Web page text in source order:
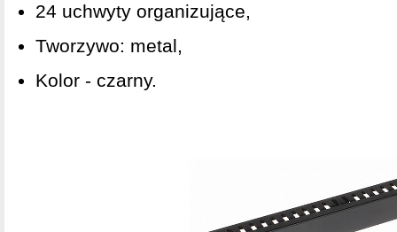
24 uchwyty organizujące,
Tworzywo: metal,
Kolor - czarny.